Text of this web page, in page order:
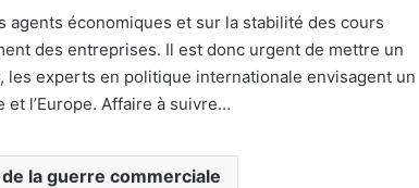
agents économiques et sur la stabilité des cours
des entreprises. Il est donc urgent de mettre un
les experts en politique internationale envisagent un
l’Europe. Affaire à suivre…
la guerre commerciale